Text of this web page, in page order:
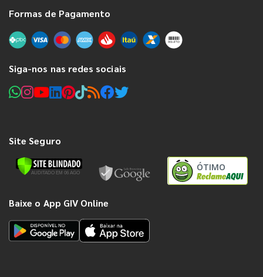
Formas de Pagamento
Siga-nos nas redes sociais
Site Seguro
ÓTIMO
Baixe o App GIV Online